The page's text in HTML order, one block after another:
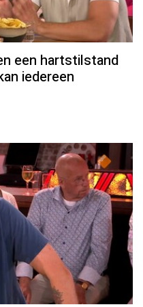
een hartstilstand
iedereen